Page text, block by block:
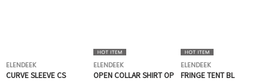
ELENDEEK
CURVE SLEEVE CS
ELENDEEK
OPEN COLLAR SHIRT OP
ELENDEEK
FRINGE TENT BL